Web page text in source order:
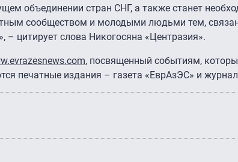
объединении стран СНГ, а также станет
сообществом и молодыми людьми тем,
цитирует слова Никогосяна «Центразия».
, посвященный событиям,
печатные издания – газета «ЕврАзЭС» и